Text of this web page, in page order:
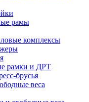
рамы
комплексы
рамки и ДРТ
брусья
веса